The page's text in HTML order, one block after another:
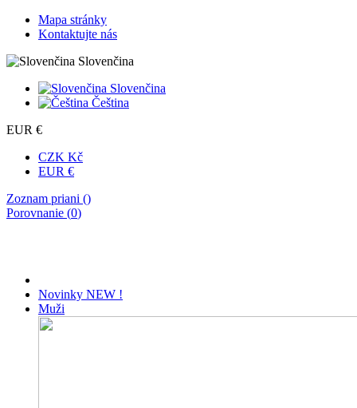
Mapa stránky
Kontaktujte nás
Slovenčina
Slovenčina
Čeština
EUR €
CZK Kč
EUR €
Zoznam priani ()
Porovnanie (0)
Novinky NEW !
Muži